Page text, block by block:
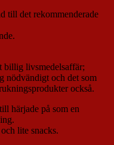
till det rekommenderade
billig livsmedelsaffär;
nödvändigt och det som
också.
härjade på som en
lite snacks.